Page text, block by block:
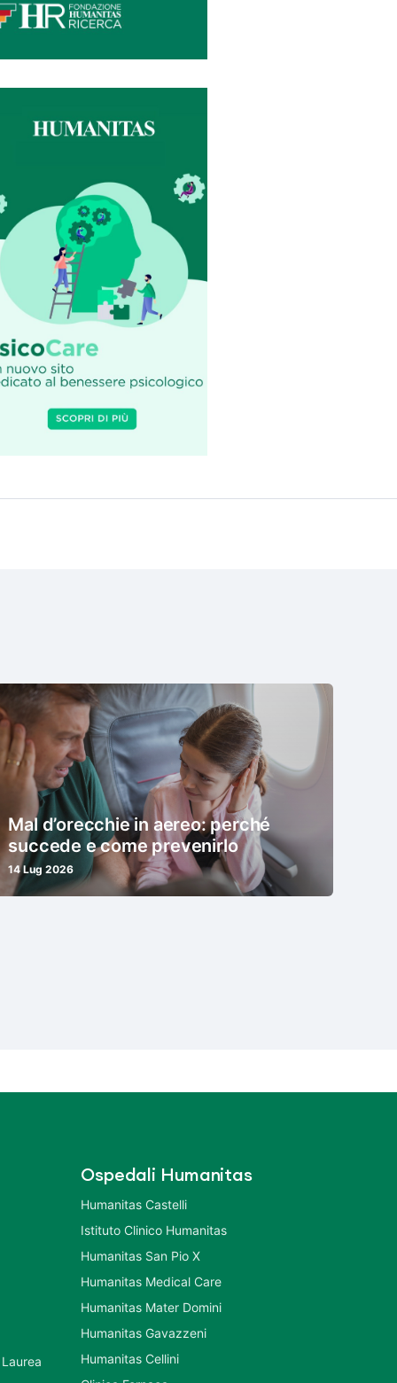
Mal d’orecchie in aereo: perché
succede e come prevenirlo
14 Lug 2026
Ospedali Humanitas
Humanitas Castelli
Istituto Clinico Humanitas
Humanitas San Pio X
Humanitas Medical Care
Humanitas Mater Domini
Humanitas Gavazzeni
Humanitas Cellini